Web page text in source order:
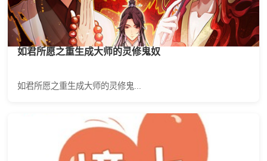
如君所愿之重生成大师的灵修鬼奴
如君所愿之重生成大师的灵修鬼...